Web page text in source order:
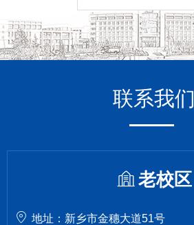
联系我们
老校区
地址：新乡市金穗大道51号